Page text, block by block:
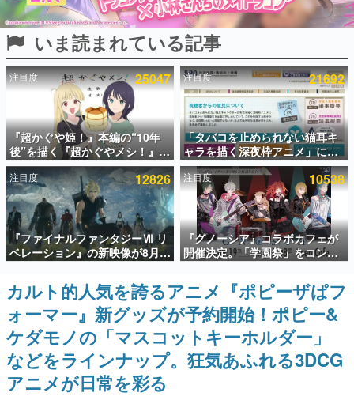
ピックアップ
電ファミのいま読まれている記事ランキング
アプリセール情報
インタビュー
連載・特集一覧
殿堂入り記事
SNS拡散数が数千以上！ ページビュー数万以上！ などな
ど。多くの人々に読まれた、電ファミ渾身の“殿堂入り”記
事をまとめました。
ゲームの企画書
名作ゲームクリエイターの方々に製作時のエピソードをお
聞きし、ヒットする企画（ゲーム）とは何か？を探ってい
きます。
赫本
この物語を解いてはいけない。『赫本』は、〈試験問題〉
の形をした短編ホラー小説集です。
いま読まれている記事
注目度 25047
『超かぐや姫！』本編の“10年
後”を描く『超かぐやメシ！』
Web連載決定。新たなWebマン
ガレーベル「ビビビコミック」
にて特別話が掲載スタート、あ
のお話には…まだ続きがある！
注目度 21692
「タバコを止められない猫耳キ
ャラを描く深夜枠アニメ」に視
聴者の一部から批判意見。違法
薬物の使用と思しき描写も含め
て、BPOが議論を交わす
注目度 12826
『ファイナルファンタジーⅦ リ
ベレーション』の新映像が8月
26日早朝に公開へ。『FF7』リ
メイクシリーズの完結編、
「gamescom」のオープニング
ナイトライブにてディレクター
の浜口直樹氏が登壇する予定
注目度 10538
『グノーシア』コラボカフェが
開催決定。「学園祭」をコンセ
プトに、模擬店やセツやSQ、ラ
キオたちが学祭バンドを楽しむ
様子を切り取った新グッズが展
開
カルト的人気を誇るアニメ『ポピーザぱフ
ォーマー』新グッズが予約開始！ポピー&
ケダモノの「マスコットキーホルダー」
などをラインナップ。狂気あふれる3DCG
アニメが日常を彩る